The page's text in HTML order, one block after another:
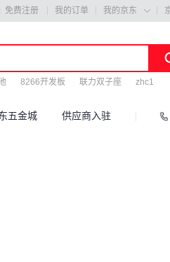
免费注册 我的订单 我的京东 
8266开发板 联力双子座 zhc1
五金城 供应商入驻